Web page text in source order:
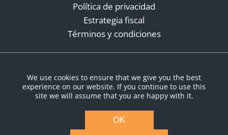
Política de privacidad
Estrategia fiscal
Términos y condiciones
We use cookies to ensure that we give you the best
experience on our website. If you continue to use this
site we will assume that you are happy with it.
OK